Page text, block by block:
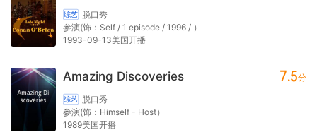
综艺 脱口秀
参演(饰：Self / 1 episode / 1996 / ）
1993-09-13美国开播
Amazing Discoveries
综艺 脱口秀
参演(饰：Himself - Host）
1989美国开播
7.5分